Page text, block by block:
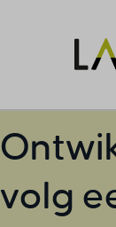
volg